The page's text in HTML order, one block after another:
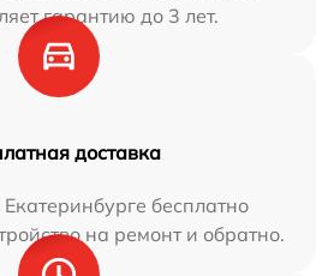
гарантию до 3 лет.
доставка
бесплатно
на ремонт и обратно.